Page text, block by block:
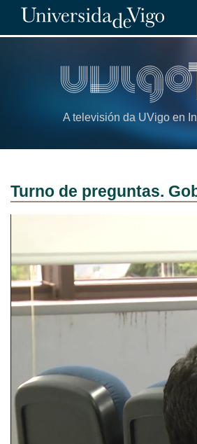
A televisión da UVigo en
Turno de preguntas.